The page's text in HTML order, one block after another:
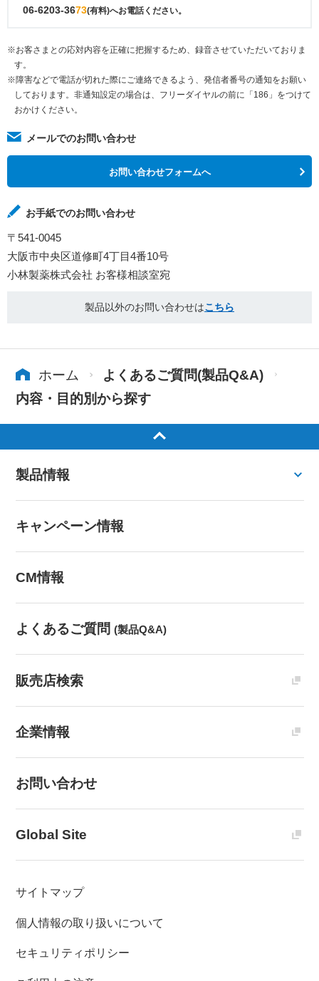
06-6203-3673(有料)へお電話ください。
※お客さまとの応対内容を正確に把握するため、録音させていただいておりま
す。
※障害などで電話が切れた際にご連絡できるよう、発信者番号の通知をお願い
しております。非通知設定の場合は、フリーダイヤルの前に「186」をつけて
おかけください。
メールでのお問い合わせ
お問い合わせフォームへ
お手紙でのお問い合わせ
〒541-0045
大阪市中央区道修町4丁目4番10号
小林製薬株式会社 お客様相談室宛
製品以外のお問い合わせはこちら
ホーム
よくあるご質問(製品Q&A)
内容・目的別から探す
製品情報
キャンペーン情報
CM情報
よくあるご質問 (製品Q&A)
販売店検索
企業情報
お問い合わせ
Global Site
サイトマップ
個人情報の取り扱いについて
セキュリティポリシー